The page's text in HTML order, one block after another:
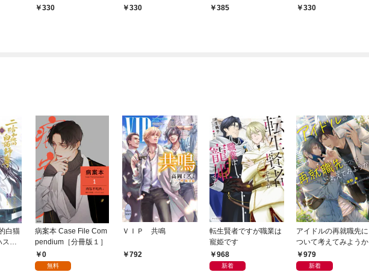
いた330 330
たい！
385
嫁～330
白猫
スキ
こし
病案本 Case File Com
pendium［分冊版１］
0
無料
ＶＩＰ 共鳴
792
転生賢者ですが職業は
寵姫です
968
新着
アイドルの再就職先に
ついて考えてみようか
979
新着